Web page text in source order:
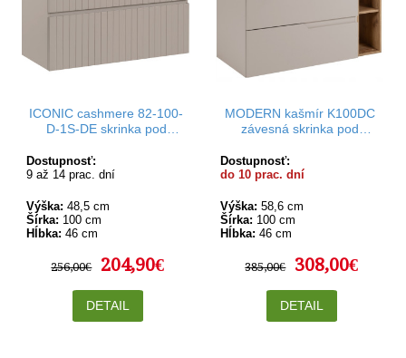
ICONIC cashmere 82-100-
D-1S-DE skrinka pod
Dostupnosť:
9 až 14 prac. dní
Výška: 48,5 cm
Šírka: 100 cm
Hĺbka: 46 cm
256,00€ 204,90€
DETAIL
MODERN kašmír K100DC
závesná skrinka pod
Dostupnosť:
do 10 prac. dní
Výška: 58,6 cm
Šírka: 100 cm
Hĺbka: 46 cm
385,00€ 308,00€
DETAIL